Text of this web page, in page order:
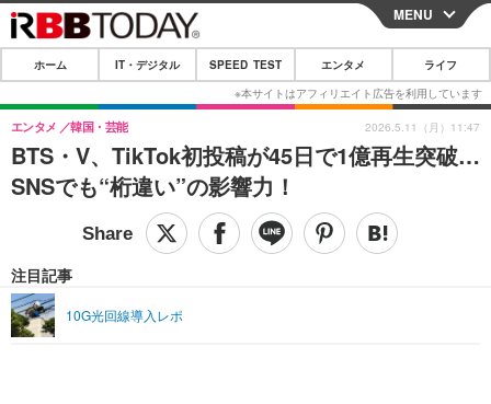
CLOSE
ホーム
IT・デジタル
IT・デジタルTOP スマートフォン
ショッピング その他
SPEED TEST
エンタメTOP 映画・ドラマ
ライフTOP
リリース一覧
MENU
ホーム IT・デジタル SPEED TEST エンタメ ライフ
BTS・V、TikTok初投稿が45日で1億再生突破…
SNSでも“桁違い”の影響力！
エンタメ 韓国・芸能
注目記事
10G光回線導入レポ
2026.5.11（月）11:47